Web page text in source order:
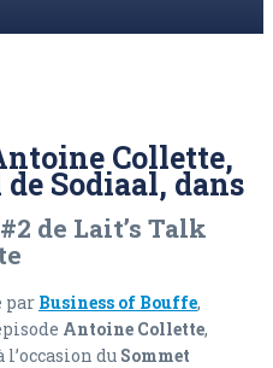
Collette,
Sodiaal, dans
de Lait’s Talk
par Business of Bouffe,
Antoine Collette,
l’occasion du Sommet